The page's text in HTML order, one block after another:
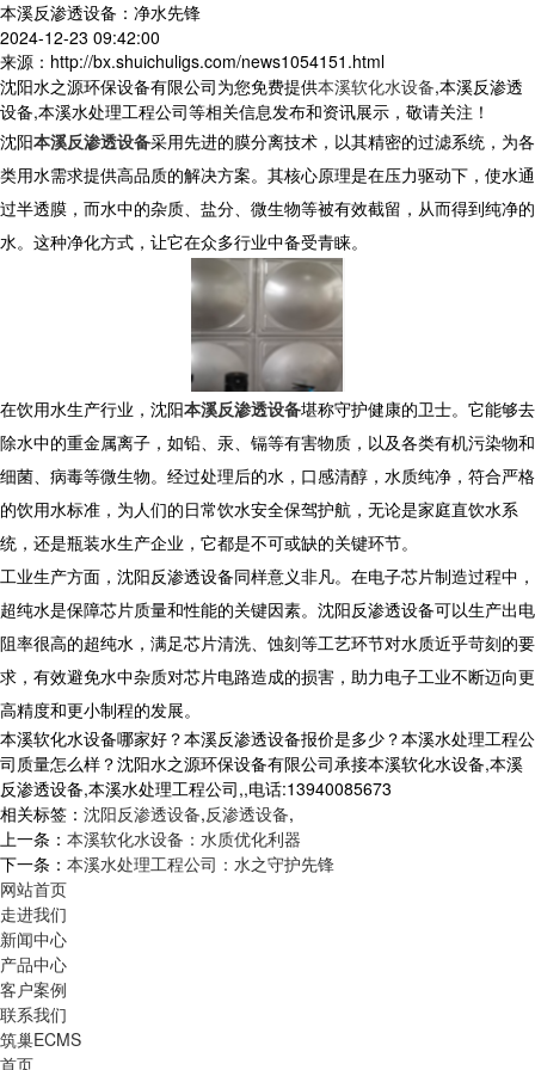
本溪反渗透设备：净水先锋
2024-12-23 09:42:00
来源：http://bx.shuichuligs.com/news1054151.html
沈阳水之源环保设备有限公司为您免费提供本溪软化水设备,本溪反渗透
设备,本溪水处理工程公司等相关信息发布和资讯展示，敬请关注！
沈阳本溪反渗透设备采用先进的膜分离技术，以其精密的过滤系统，为各
类用水需求提供高品质的解决方案。其核心原理是在压力驱动下，使水通
过半透膜，而水中的杂质、盐分、微生物等被有效截留，从而得到纯净的
水。这种净化方式，让它在众多行业中备受青睐。
在饮用水生产行业，沈阳本溪反渗透设备堪称守护健康的卫士。它能够去
除水中的重金属离子，如铅、汞、镉等有害物质，以及各类有机污染物和
细菌、病毒等微生物。经过处理后的水，口感清醇，水质纯净，符合严格
的饮用水标准，为人们的日常饮水安全保驾护航，无论是家庭直饮水系
统，还是瓶装水生产企业，它都是不可或缺的关键环节。
工业生产方面，沈阳反渗透设备同样意义非凡。在电子芯片制造过程中，
超纯水是保障芯片质量和性能的关键因素。沈阳反渗透设备可以生产出电
阻率很高的超纯水，满足芯片清洗、蚀刻等工艺环节对水质近乎苛刻的要
求，有效避免水中杂质对芯片电路造成的损害，助力电子工业不断迈向更
高精度和更小制程的发展。
本溪软化水设备哪家好？本溪反渗透设备报价是多少？本溪水处理工程公
司质量怎么样？沈阳水之源环保设备有限公司承接本溪软化水设备,本溪
反渗透设备,本溪水处理工程公司,,电话:13940085673
相关标签： 沈阳反渗透设备,反渗透设备,
上一条： 本溪软化水设备：水质优化利器
下一条： 本溪水处理工程公司：水之守护先锋
网站首页
走进我们
新闻中心
产品中心
客户案例
联系我们
筑巢ECMS
首页